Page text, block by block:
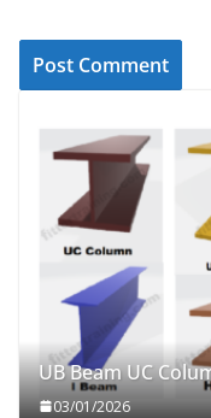
UB Beam UC
03/01/2026